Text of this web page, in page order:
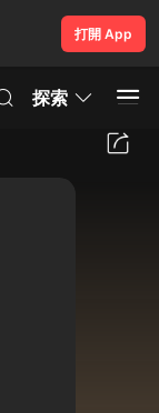
打開 App
探索